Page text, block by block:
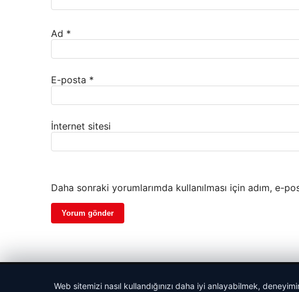
Ad *
E-posta *
İnternet sitesi
Daha sonraki yorumlarımda kullanılması için adım, e-
Web sitemizi nasıl kullandığınızı daha iyi anlayabilmek,